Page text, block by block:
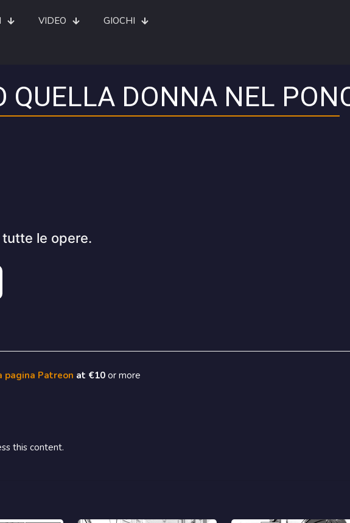
VIDEO
GIOCHI
QUELLA DONNA NEL
le opere.
pagina Patreon at €10 or more
this content.